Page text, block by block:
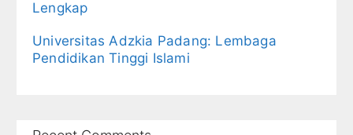
Lengkap
Universitas Adzkia Padang: Lembaga
Pendidikan Tinggi Islami